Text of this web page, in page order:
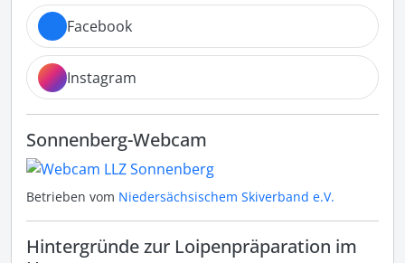
Facebook
Instagram
Sonnenberg-Webcam
Betrieben vom Niedersächsischem Skiverband e.V.
Hintergründe zur Loipenpräparation im